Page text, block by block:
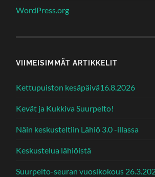
WordPress.org
VIIMEISIMMÄT ARTIKKELIT
Kettupuiston kesäpäivä16.8.2026
Kevät ja Kukkiva Suurpelto!
Näin keskusteltiin Lähiö 3.0 -illassa
Keskustelua lähiöistä
Suurpelto-seuran vuosikokous